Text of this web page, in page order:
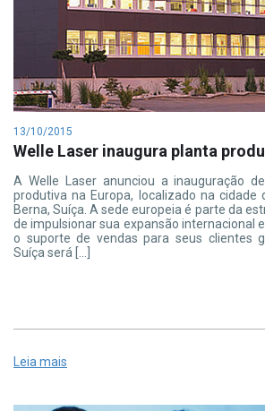
13/10/2015
Welle Laser inaugura planta
A Welle Laser anunciou a inauguração
produtiva na Europa, localizado na cidade
Berna, Suíça. A sede europeia é parte da
de impulsionar sua expansão internacional
o suporte de vendas para seus clientes
Suíça será […]
Leia mais